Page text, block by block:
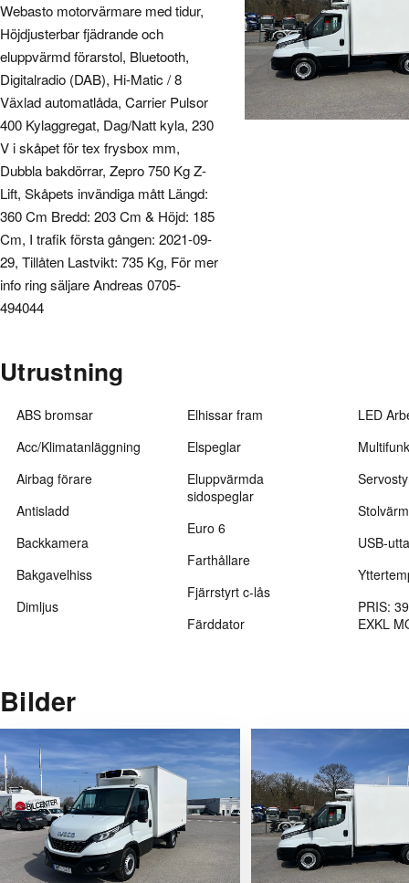
Webasto motorvärmare med tidur,
Höjdjusterbar fjädrande och
eluppvärmd förarstol, Bluetooth,
Digitalradio (DAB), Hi-Matic / 8
Växlad automatlåda, Carrier Pulsor
400 Kylaggregat, Dag/Natt kyla, 230
V i skåpet för tex frysbox mm,
Dubbla bakdörrar, Zepro 750 Kg Z-
Lift, Skåpets invändiga mått Längd:
360 Cm Bredd: 203 Cm & Höjd: 185
Cm, I trafik första gången: 2021-09-
29, Tillåten Lastvikt: 735 Kg, För mer
info ring säljare Andreas 0705-
494044
Utrustning
ABS bromsar
Acc/Klimatanläggning
Airbag förare
Antisladd
Backkamera
Bakgavelhiss
Dimljus
Elhissar fram
Elspeglar
Eluppvärmda
sidospeglar
Euro 6
Farthållare
Fjärrstyrt c-lås
Färddator
LED
USB-
PRIS:
EXKL
Bilder